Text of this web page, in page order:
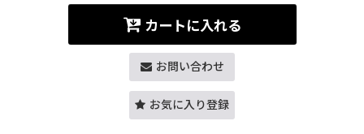
カートに入れる
お問い合わせ
お気に入り登録